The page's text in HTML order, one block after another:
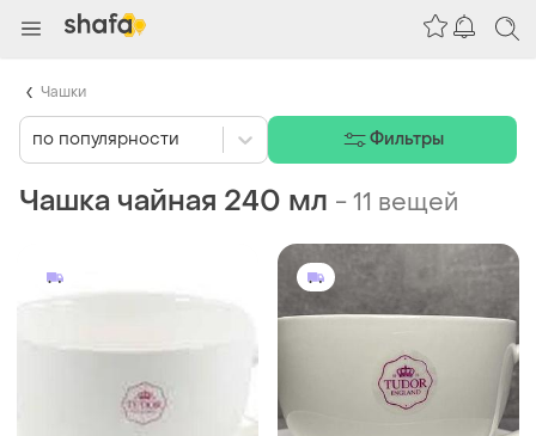
Чашка чайная 240 мл -11 вещей
по популярности Фильтры
Чашки